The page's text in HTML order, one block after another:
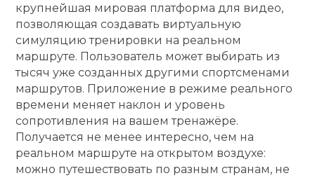
крупнейшая мировая платформа для видео,
позволяющая создавать виртуальную
симуляцию тренировки на реальном
маршруте. Пользователь может выбирать из
тысяч уже созданных другими спортсменами
маршрутов. Приложение в режиме реального
времени меняет наклон и уровень
сопротивления на вашем тренажёре.
Получается не менее интересно, чем на
реальном маршруте на открытом воздухе:
можно путешествовать по разным странам, не